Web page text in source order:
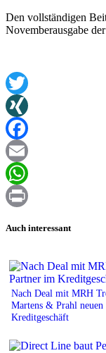
Den vollständigen
Novemberausgabe der
Twitter
XING
Facebook
Email
WhatsApp
Auch interessant
Nach Deal mit MRH
Martens & Prahl
Kreditgeschäft